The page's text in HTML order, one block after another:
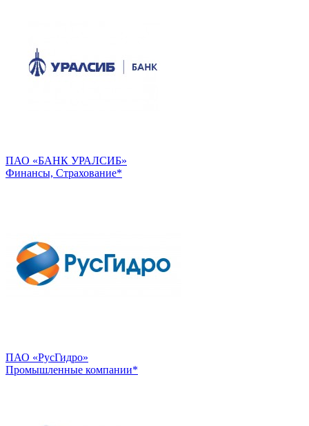
ПАО «БАНК УРАЛСИБ»
Финансы, Страхование*
ПАО «РусГидро»
Промышленные компании*